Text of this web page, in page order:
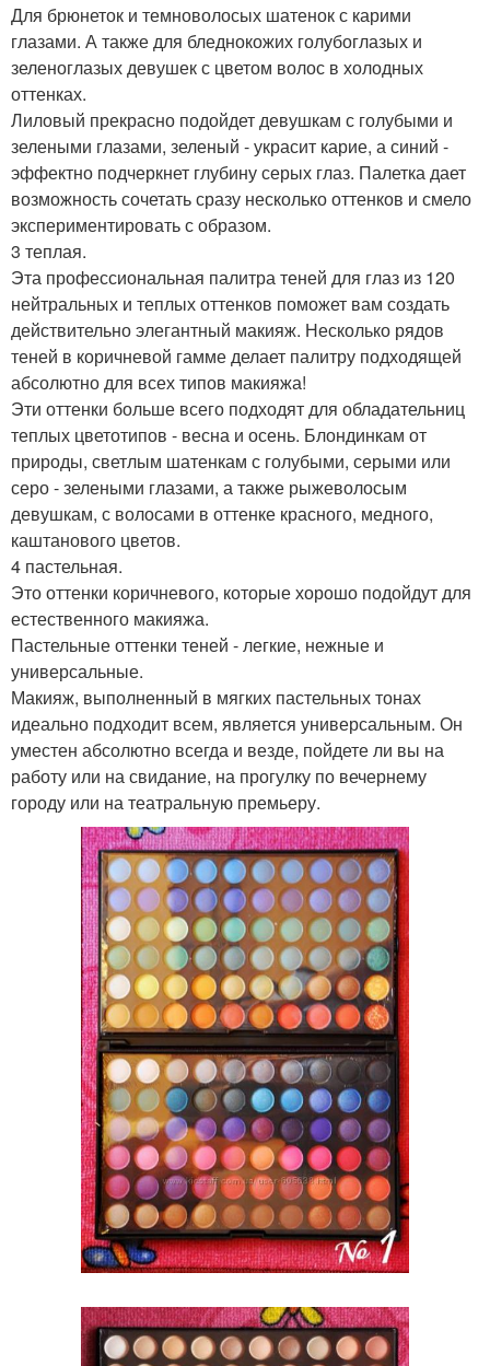
Для брюнеток и темноволосых шатенок с карими
глазами. А также для бледнокожих голубоглазых и
зеленоглазых девушек с цветом волос в холодных
оттенках.
Лиловый прекрасно подойдет девушкам с голубыми и
зелеными глазами, зеленый - украсит карие, а синий -
эффектно подчеркнет глубину серых глаз. Палетка дает
возможность сочетать сразу несколько оттенков и смело
экспериментировать с образом.
3 теплая.
Эта профессиональная палитра теней для глаз из 120
нейтральных и теплых оттенков поможет вам создать
действительно элегантный макияж. Несколько рядов
теней в коричневой гамме делает палитру подходящей
абсолютно для всех типов макияжа!
Эти оттенки больше всего подходят для обладательниц
теплых цветотипов - весна и осень. Блондинкам от
природы, светлым шатенкам с голубыми, серыми или
серо - зелеными глазами, а также рыжеволосым
девушкам, с волосами в оттенке красного, медного,
каштанового цветов.
4 пастельная.
Это оттенки коричневого, которые хорошо подойдут для
естественного макияжа.
Пастельные оттенки теней - легкие, нежные и
универсальные.
Макияж, выполненный в мягких пастельных тонах
идеально подходит всем, является универсальным. Он
уместен абсолютно всегда и везде, пойдете ли вы на
работу или на свидание, на прогулку по вечернему
городу или на театральную премьеру.